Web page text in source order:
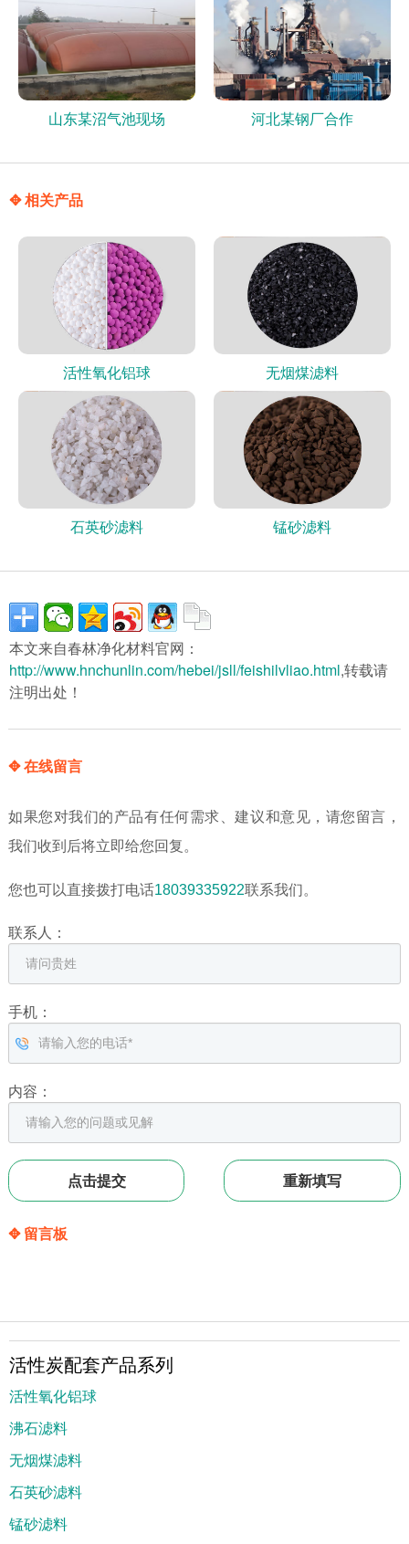
山东某沼气池现场 河北某钢厂合作
✥ 相关产品
活性氧化铝球 无烟煤滤料
石英砂滤料 锰砂滤料
本文来自春林净化材料官网：
http://www.hnchunlin.com/hebei/jsll/feishilvliao.html,转载请
注明出处！
✥ 在线留言
如果您对我们的产品有任何需求、建议和意见，请您留言，
我们收到后将立即给您回复。
您也可以直接拨打电话18039335922联系我们。
联系人：
手机：
内容：
✥ 留言板
活性炭配套产品系列
活性氧化铝球
沸石滤料
无烟煤滤料
石英砂滤料
锰砂滤料